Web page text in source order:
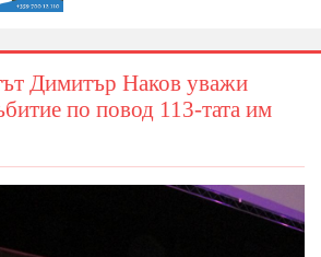
Димитър Наков уважи
по повод 113-тата им